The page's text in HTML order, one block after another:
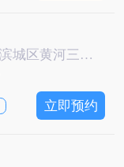
地址：山东省滨州市滨城区黄河三路渤海七路金财国际A座1201室
立即预约